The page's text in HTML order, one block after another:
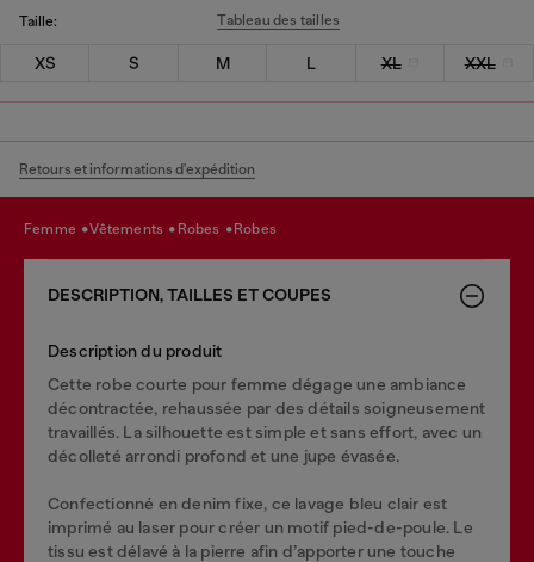
Taille: Tableau des tailles
XS S M L XL XXL
Retours et informations d'expédition
femme vêtements robes robes
DESCRIPTION, TAILLES ET COUPES
Description du produit
Cette robe courte pour femme dégage une ambiance
décontractée, rehaussée par des détails soigneusement
travaillés. La silhouette est simple et sans effort, avec un
décolleté arrondi profond et une jupe évasée.
Confectionné en denim fixe, ce lavage bleu clair est
imprimé au laser pour créer un motif pied-de-poule. Le
tissu est délavé à la pierre afin d’apporter une touche